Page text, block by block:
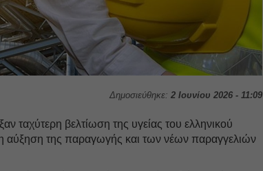
Δημοσιεύθηκε: 2 Ιουνίου 2026 - 11:09
ταχύτερη βελτίωση της υγείας του ελληνικού
αύξηση της παραγωγής και των νέων παραγγελιών